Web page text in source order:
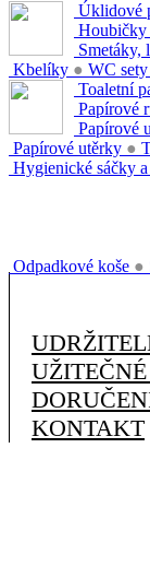
Úklidové
Houbičky
Smetáky,
Kbelíky ● WC sety
Toaletní
Papírové
Papírové
Papírové utěrky ●
Hygienické sáčky
Odpadkové koše ●
KONTAKT